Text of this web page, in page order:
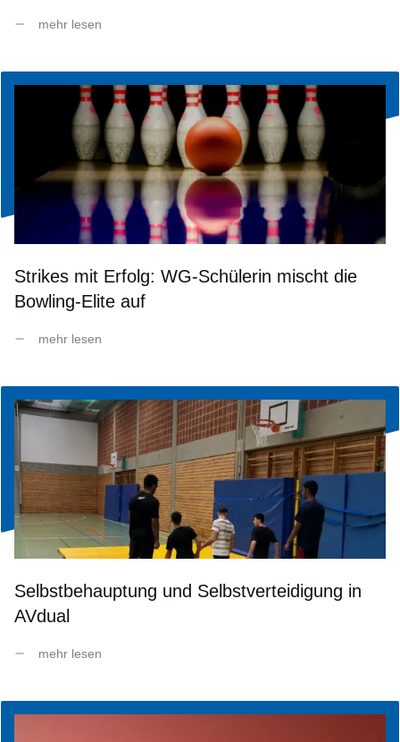
mehr lesen
Strikes mit Erfolg: WG-Schülerin mischt die
Bowling-Elite auf
mehr lesen
Selbstbehauptung und Selbstverteidigung in
AVdual
mehr lesen